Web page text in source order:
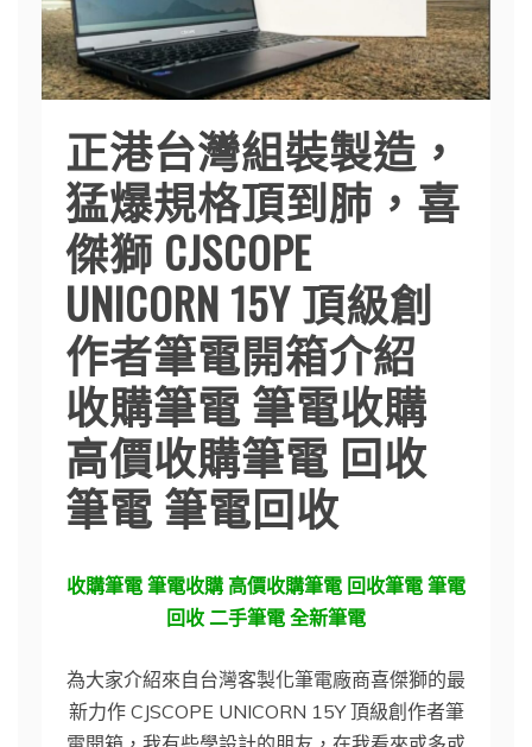
正港台灣組裝製造，
猛爆規格頂到肺，喜
傑獅 CJSCOPE
UNICORN 15Y 頂級創
作者筆電開箱介紹
收購筆電 筆電收購
高價收購筆電 回收
筆電 筆電回收
收購筆電 筆電收購 高價收購筆電 回收筆電 筆電
回收 二手筆電 全新筆電
為大家介紹來自台灣客製化筆電廠商喜傑獅的最
新力作 CJSCOPE UNICORN 15Y 頂級創作者筆